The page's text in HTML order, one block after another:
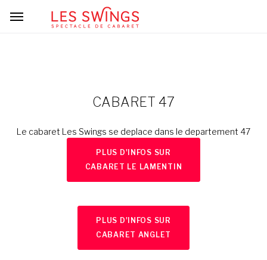
CABARET 47
Le cabaret Les Swings se deplace dans le departement 47
PLUS D'INFOS SUR
CABARET LE LAMENTIN
PLUS D'INFOS SUR
CABARET ANGLET